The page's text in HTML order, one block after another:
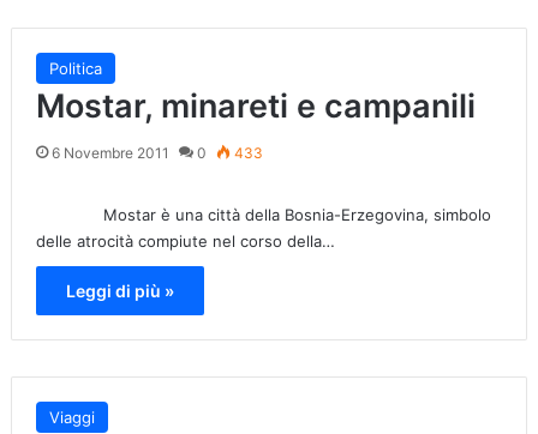
Politica
Mostar, minareti e campanili
6 Novembre 2011 0 433
Mostar è una città della Bosnia-Erzegovina, simbolo
delle atrocità compiute nel corso della…
Leggi di più »
Viaggi